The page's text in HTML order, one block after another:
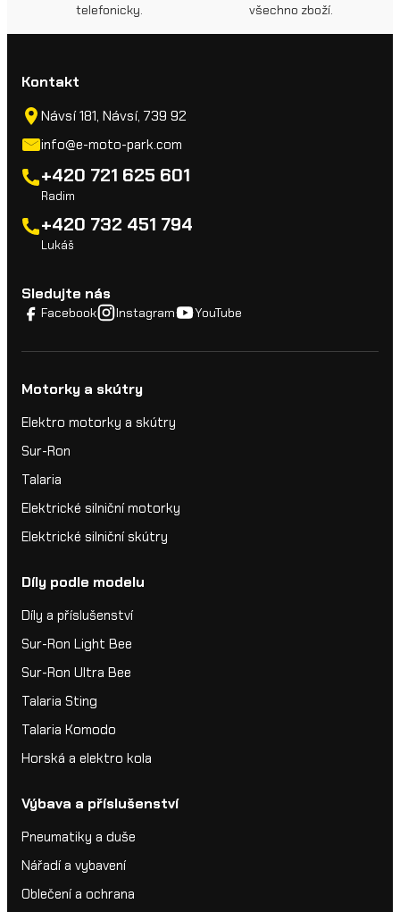
telefonicky.
všechno zboží.
Kontakt
Návsí 181, Návsí, 739 92
info@e-moto-park.com
+420 721 625 601
Radim
+420 732 451 794
Lukáš
Sledujte nás
Facebook Instagram YouTube
Motorky a skútry
Elektro motorky a skútry
Sur-Ron
Talaria
Elektrické silniční motorky
Elektrické silniční skútry
Díly podle modelu
Díly a příslušenství
Sur-Ron Light Bee
Sur-Ron Ultra Bee
Talaria Sting
Talaria Komodo
Horská a elektro kola
Výbava a příslušenství
Pneumatiky a duše
Nářadí a vybavení
Oblečení a ochrana